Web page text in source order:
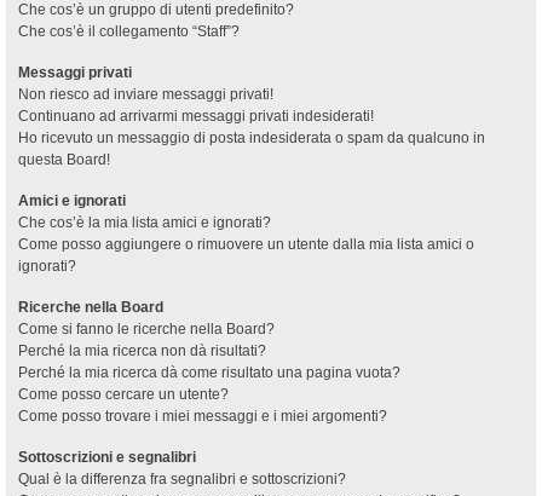
Che cos’è un gruppo di utenti predefinito?
Che cos’è il collegamento “Staff”?
Messaggi privati
Non riesco ad inviare messaggi privati!
Continuano ad arrivarmi messaggi privati indesiderati!
Ho ricevuto un messaggio di posta indesiderata o spam da qualcuno in
questa Board!
Amici e ignorati
Che cos’è la mia lista amici e ignorati?
Come posso aggiungere o rimuovere un utente dalla mia lista amici o
ignorati?
Ricerche nella Board
Come si fanno le ricerche nella Board?
Perché la mia ricerca non dà risultati?
Perché la mia ricerca dà come risultato una pagina vuota?
Come posso cercare un utente?
Come posso trovare i miei messaggi e i miei argomenti?
Sottoscrizioni e segnalibri
Qual è la differenza fra segnalibri e sottoscrizioni?